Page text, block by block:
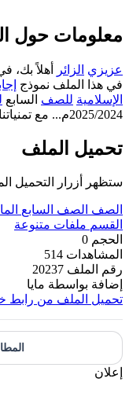
معلومات حول
عزيزي الزائر أهلاً بك،
في هذا الملف نموذج
الإسلامية للصفالسابع
2025/2024م... مع تمنياتنا لكم
تحميل الملف
ستظهر أزرار التحميل
الصف الصف السابع
القسم ملفات متنوعة
الحجم 0
المشاهدات 514
رقم الملف 20237
إضافة بواسطة مايا
تحميل الملف من رابط
إعلان